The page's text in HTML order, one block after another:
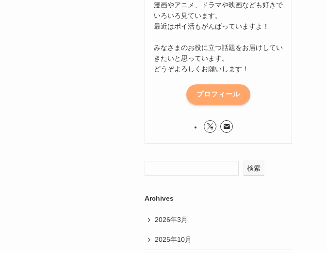
漫画やアニメ、ドラマや映画なども好きで
いろいろ見ています。
最近はポイ活もがんばっていますよ！
みなさまのお役に立つ話題をお届けしてい
きたいと思っています。
どうぞよろしくお願いします！
プロフィール
検索
Archives
2026年3月
2025年10月